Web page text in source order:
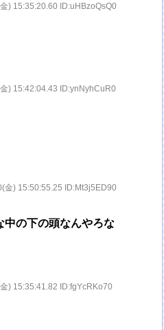
) 15:35:20.60 ID:uHBzoQsQ0
) 15:42:04.43 ID:ynNyhCuR0
金) 15:50:55.25 ID:Mt3j5ED90
中の下の頭なんやろな
) 15:35:41.82 ID:fgYcRKo70